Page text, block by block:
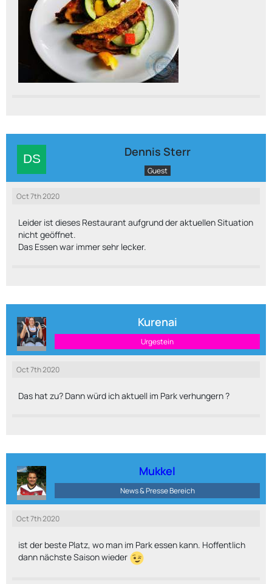
Dennis Sterr
Guest
Oct 7th 2020
Leider ist dieses Restaurant aufgrund der aktuellen Situation
nicht geöffnet.
Das Essen war immer sehr lecker.
Kurenai
Urgestein
Oct 7th 2020
Das hat zu? Dann würd ich aktuell im Park verhungern ?
Mukkel
News & Presse Bereich
Oct 7th 2020
ist der beste Platz, wo man im Park essen kann. Hoffentlich
dann nächste Saison wieder